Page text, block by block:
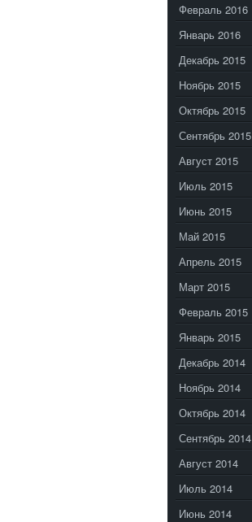
Февраль 2016
Январь 2016
Декабрь 2015
Ноябрь 2015
Октябрь 2015
Сентябрь 2015
Август 2015
Июль 2015
Июнь 2015
Май 2015
Апрель 2015
Март 2015
Февраль 2015
Январь 2015
Декабрь 2014
Ноябрь 2014
Октябрь 2014
Сентябрь 2014
Август 2014
Июль 2014
Июнь 2014